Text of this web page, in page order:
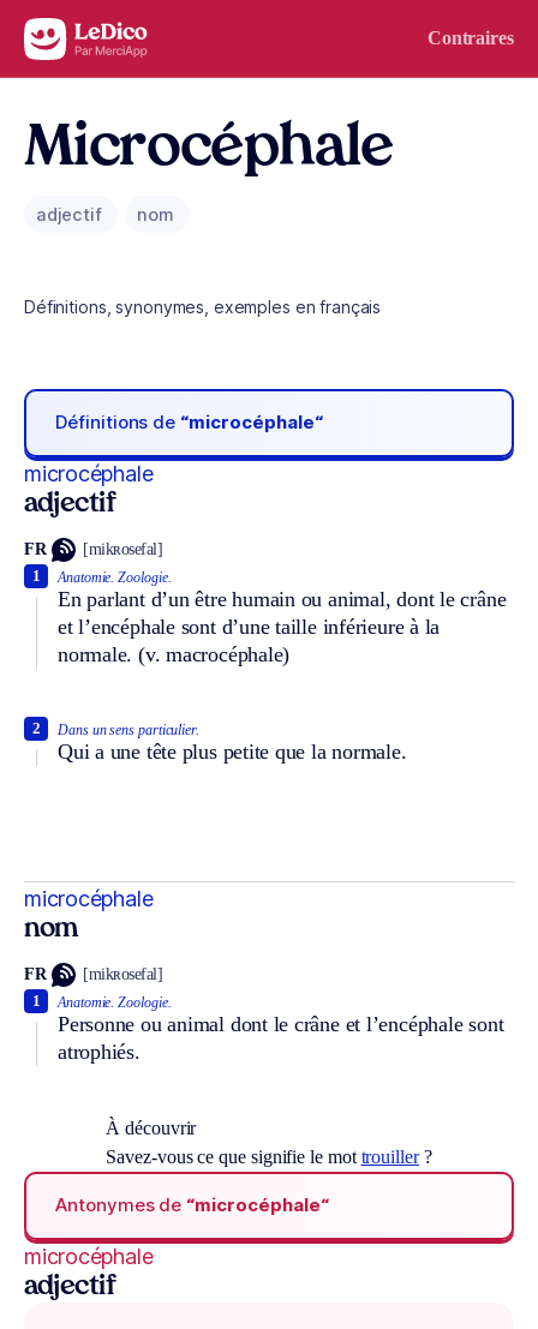
Aller au contenu Contraires
Microcéphale
adjectif nom
Définitions, synonymes, exemples en français
Définitions de “microcéphale“
microcéphale
adjectif
FR [mikʀosefal]
Anatomie. Zoologie.
En parlant d’un être humain ou animal, dont le crâne
et l’encéphale sont d’une taille inférieure à la
normale. (v. macrocéphale)
1
Dans un sens particulier.
Qui a une tête plus petite que la normale.
2
microcéphale
nom
FR [mikʀosefal]
Anatomie. Zoologie.
Personne ou animal dont le crâne et l’encéphale sont
atrophiés.
1
À découvrir
Savez-vous ce que signifie le mot trouiller?
Antonymes de “microcéphale“
microcéphale
adjectif